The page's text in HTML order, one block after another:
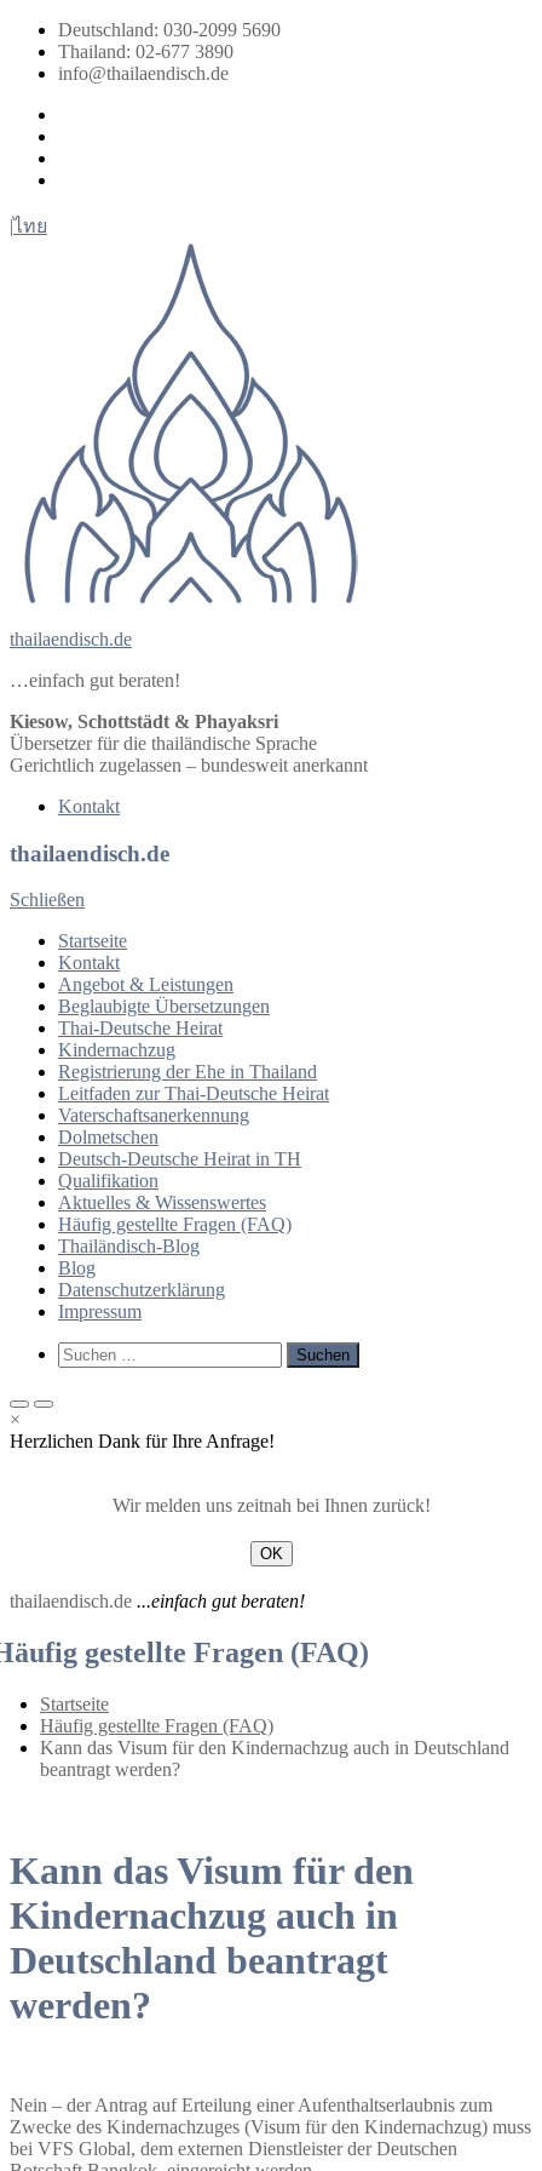
Zum
Inhalt
springen
Deutschland: 030-2099 5690
Thailand: 02-677 3890
info@thailaendisch.de
|ไทย
thailaendisch.de
…einfach gut beraten!
Kiesow, Schottstädt & Phayaksri
Übersetzer für die thailändische Sprache
Gerichtlich zugelassen – bundesweit anerkannt
Kontakt
thailaendisch.de
Schließen
Startseite
Kontakt
Angebot & Leistungen
Beglaubigte Übersetzungen
Thai-Deutsche Heirat
Kindernachzug
Registrierung der Ehe in Thailand
Leitfaden zur Thai-Deutsche Heirat
Vaterschaftsanerkennung
Dolmetschen
Deutsch-Deutsche Heirat in TH
Qualifikation
Aktuelles & Wissenswertes
Häufig gestellte Fragen (FAQ)
Thailändisch-Blog
Blog
Datenschutzerklärung
Impressum
Such-
Formular
Suchen
nach:
Primäres
Menü
für
Primäres
Menü
für
×
Herzlichen Dank für Ihre Anfrage!
Wir melden uns zeitnah bei Ihnen zurück!
OK
thailaendisch.de ...einfach gut beraten!
gestellte Fragen (FAQ)
Startseite
Häufig gestellte Fragen (FAQ)
Kann das Visum für den Kindernachzug auch in Deutschland
beantragt werden?
Kann das Visum für den
Kindernachzug auch in
Deutschland beantragt
werden?
Nein – der Antrag auf Erteilung einer Aufenthaltserlaubnis zum
Zwecke des Kindernachzuges (Visum für den Kindernachzug) muss
bei VFS Global, dem externen Dienstleister der Deutschen